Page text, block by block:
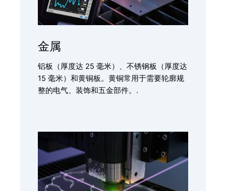
金属
铝板（厚度达 25 毫米）、不锈钢板（厚度达
15 毫米）和黄铜板。黄铜常用于需要轮廓规
整的电气、装饰和五金部件。.